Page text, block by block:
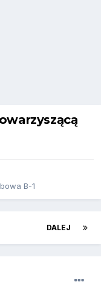
B-1
DALEJ